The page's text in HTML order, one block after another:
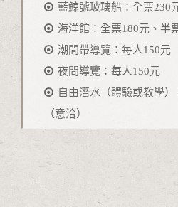
藍鯨號玻璃船：全票230
海洋館：全票180元、半
潮間帶導覽：每人150元
夜間導覽：每人150元
自由潛水（體驗或教學
（意洽）